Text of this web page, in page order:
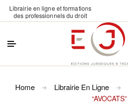
Librairie en ligne et formations
des professionnels du droit
Home Librairie En Ligne
“AVOCATS”